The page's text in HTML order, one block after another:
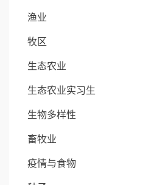
渔业
牧区
生态农业
生态农业实习生
生物多样性
畜牧业
疫情与食物